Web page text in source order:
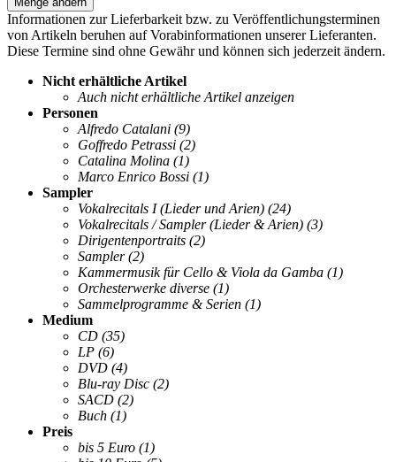
Informationen zur Lieferbarkeit bzw. zu Veröffentlichungsterminen
von Artikeln beruhen auf Vorabinformationen unserer Lieferanten.
Diese Termine sind ohne Gewähr und können sich jederzeit ändern.
Nicht erhältliche Artikel
Auch nicht erhältliche Artikel anzeigen
Personen
Alfredo Catalani (9)
Goffredo Petrassi (2)
Catalina Molina (1)
Marco Enrico Bossi (1)
Sampler
Vokalrecitals I (Lieder und Arien) (24)
Vokalrecitals / Sampler (Lieder & Arien) (3)
Dirigentenportraits (2)
Sampler (2)
Kammermusik für Cello & Viola da Gamba (1)
Orchesterwerke diverse (1)
Sammelprogramme & Serien (1)
Medium
CD (35)
LP (6)
DVD (4)
Blu-ray Disc (2)
SACD (2)
Buch (1)
Preis
bis 5 Euro (1)